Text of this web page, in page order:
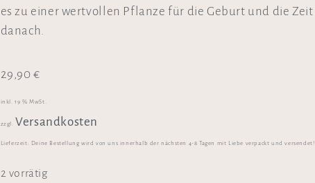
es zu einer wertvollen Pflanze für die Geburt und die Zeit
danach.
29,90€
inkl. 19 % MwSt.
zzgl. Versandkosten
Lieferzeit: Deine Bestellung wird von uns innerhalb der nächsten 4-8 Tagen mit Liebe verpackt und versendet!
2 vorrätig